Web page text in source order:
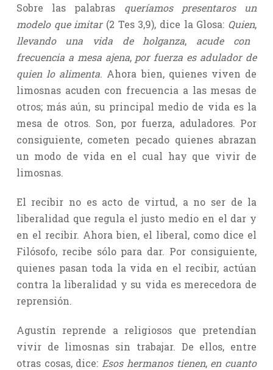
Sobre las palabras queríamos presentaros un
modelo que imitar (2 Tes 3,9), dice la Glosa: Quien,
llevando una vida de holganza, acude con
frecuencia a mesa ajena,por fuerza es adulador de
quien lo alimenta. Ahora bien, quienes viven de
limosnas acuden con frecuencia a las mesas de
otros; más aún, su principal medio de vida es la
mesa de otros. Son, por fuerza, aduladores. Por
consiguiente, cometen pecado quienes abrazan
un modo de vida en el cual hay que vivir de
limosnas.
El recibir no es acto de virtud, a no ser de la
liberalidad que regula el justo medio en el dar y
en el recibir. Ahora bien, el liberal, como dice el
Filósofo, recibe sólo para dar. Por consiguiente,
quienes pasan toda la vida en el recibir, actúan
contra la liberalidad y su vida es merecedora de
reprensión.
Agustín reprende a religiosos que pretendían
vivir de limosnas sin trabajar. De ellos, entre
otras cosas, dice: Esos hermanos tienen,en cuanto